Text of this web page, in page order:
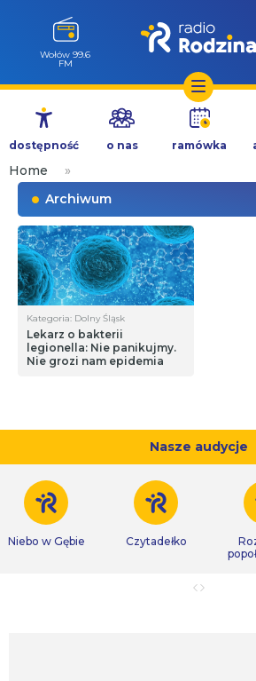
Przejdź
treści
Wołów 99.6
FM
dostępność o nas ramówka
Home
»
Archiwum
Kategoria: Dolny Śląsk
Lekarz o bakterii
legionella: Nie panikujmy.
Nie grozi nam epidemia
Nasze audycje
Niebo w Gębie Czytadełko